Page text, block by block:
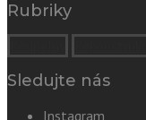
Rubriky
Sledujte nás
Instagram